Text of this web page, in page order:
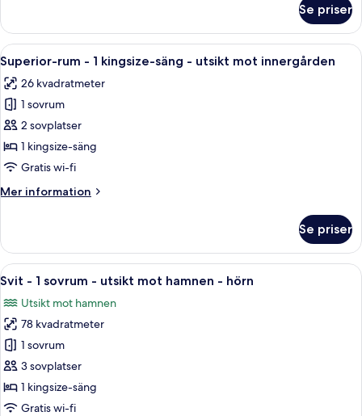
-
sovrum
utsikt
mot
Se priser
Öppna
alla
foton
för
Superior-
rum
-
kingsize-
utsikt
mot
Ett modernt hotellrum med en stor
6
Superior-rum - 1 kingsize-säng - utsikt mot innergården
26 kvadratmeter
1 sovrum
2 sovplatser
1 kingsize-säng
Gratis wi-fi
Mer information
Mer
rum
1
säng
utsikt
mot
innergården
Se priser
Öppna
alla
foton
för
Svit
-
1
sovrum
Ett modernt matområde med ett
5
Svit - 1 sovrum - utsikt mot hamnen - hörn
Utsikt mot hamnen
78 kvadratmeter
1 sovrum
3 sovplatser
1 kingsize-säng
Gratis wi-fi